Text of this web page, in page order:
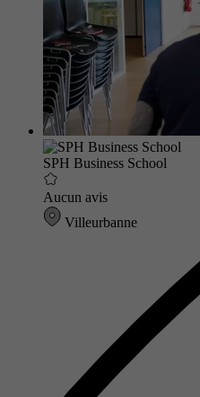
SPH Business School
Aucun avis
Villeurbanne